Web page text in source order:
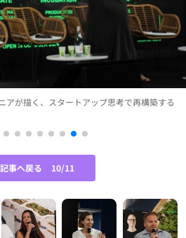
アが描く、スタートアップ思考で再構築する
事へ戻る 10/11